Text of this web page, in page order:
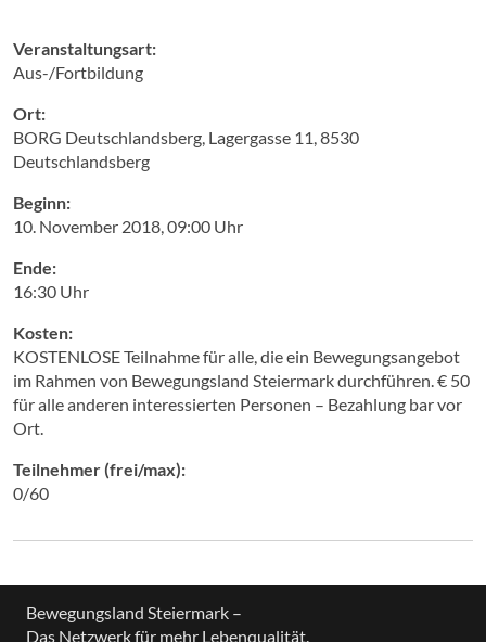
Veranstaltungsart:
Aus-/Fortbildung
Ort:
BORG Deutschlandsberg, Lagergasse 11, 8530
Deutschlandsberg
Beginn:
10. November 2018, 09:00 Uhr
Ende:
16:30 Uhr
Kosten:
KOSTENLOSE Teilnahme für alle, die ein Bewegungsangebot
im Rahmen von Bewegungsland Steiermark durchführen. € 50
für alle anderen interessierten Personen – Bezahlung bar vor
Ort.
Teilnehmer (frei/max):
0/60
Bewegungsland Steiermark –
Das Netzwerk für mehr Lebenqualität.